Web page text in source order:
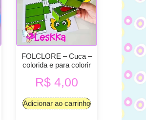
FOLCLORE – Cuca –
colorida e para colorir
R$ 4,00
Adicionar ao carrinho